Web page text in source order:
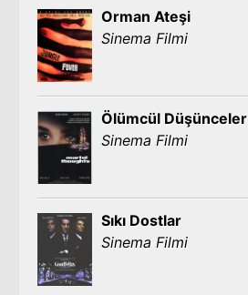
Orman Ateşi
Sinema Filmi
Ölümcül Düşünceler
Sinema Filmi
Sıkı Dostlar
Sinema Filmi